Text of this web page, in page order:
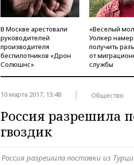
В Москве арестовали
руководителей
производителя
беспилотников «Дрон
Солюшнс»
«Веселый
Уолкер
получить
от
службы
10 марта 2017, 13:48 Общество
Россия разрешила
гвоздик
Россия разрешила поставки из